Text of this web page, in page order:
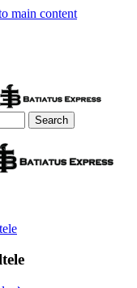
main content
Search